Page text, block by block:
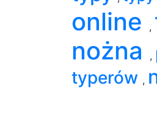
online
,
nożna
,
typerów ,